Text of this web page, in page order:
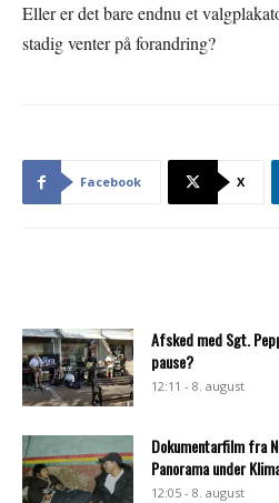
Eller er det bare endnu et
stadig venter på forandring?
Facebook X
Afsked med Sgt.
pause?
12:11 - 8. august
Dokumentarfilm fra
Panorama under
12:05 - 8. august